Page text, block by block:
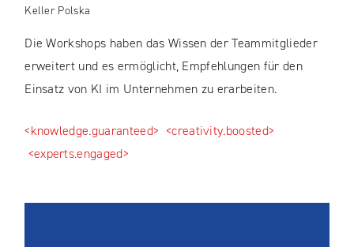
Keller Polska
Die Workshops haben das Wissen der Teammitglieder
erweitert und es ermöglicht, Empfehlungen für den
Einsatz von KI im Unternehmen zu erarbeiten.
<knowledge.guaranteed> <creativity.boosted>
<experts.engaged>